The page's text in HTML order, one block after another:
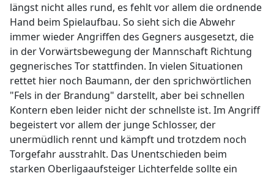
längst nicht alles rund, es fehlt vor allem die ordnende
Hand beim Spielaufbau. So sieht sich die Abwehr
immer wieder Angriffen des Gegners ausgesetzt, die
in der Vorwärtsbewegung der Mannschaft Richtung
gegnerisches Tor stattfinden. In vielen Situationen
rettet hier noch Baumann, der den sprichwörtlichen
"Fels in der Brandung" darstellt, aber bei schnellen
Kontern eben leider nicht der schnellste ist. Im Angriff
begeistert vor allem der junge Schlosser, der
unermüdlich rennt und kämpft und trotzdem noch
Torgefahr ausstrahlt. Das Unentschieden beim
starken Oberligaaufsteiger Lichterfelde sollte ein